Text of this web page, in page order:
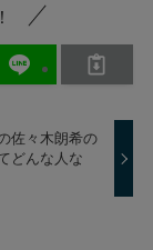
佐々木朗希の
どんな人な